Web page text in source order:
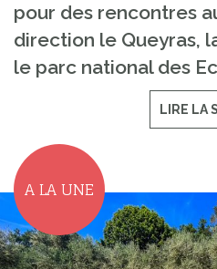
pour des rencontres
direction le Queyras,
le parc national des
LIRE LA
A LA UNE